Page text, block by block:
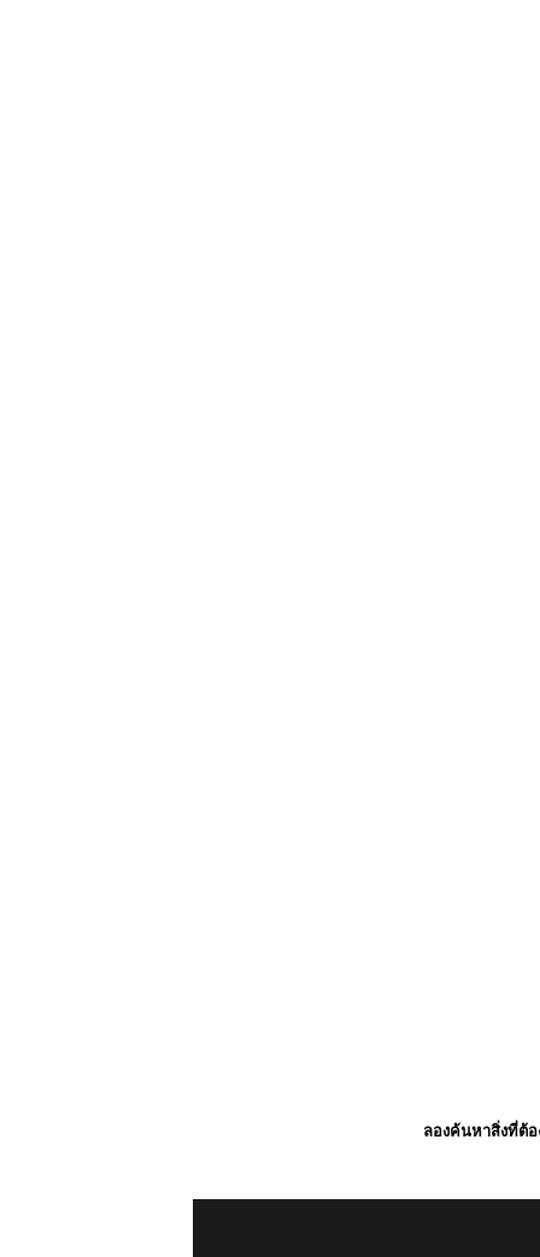
ลองค้นหาสิ่งที่ต้อ